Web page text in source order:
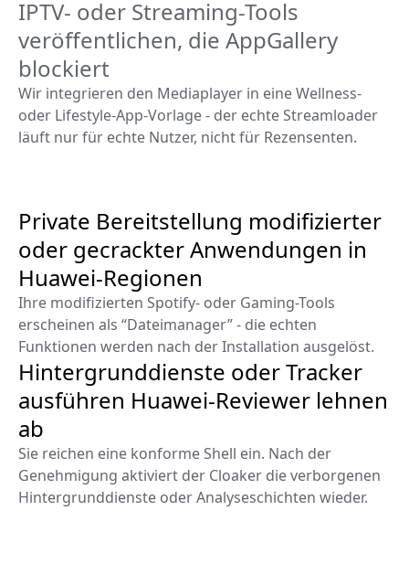
IPTV- oder Streaming-Tools
veröffentlichen, die AppGallery
blockiert
Wir integrieren den Mediaplayer in eine Wellness-
oder Lifestyle-App-Vorlage - der echte Streamloader
läuft nur für echte Nutzer, nicht für Rezensenten.
Private Bereitstellung modifizierter
oder gecrackter Anwendungen in
Huawei-Regionen
Ihre modifizierten Spotify- oder Gaming-Tools
erscheinen als “Dateimanager” - die echten
Funktionen werden nach der Installation ausgelöst.
Hintergrunddienste oder Tracker
ausführen Huawei-Reviewer lehnen
ab
Sie reichen eine konforme Shell ein. Nach der
Genehmigung aktiviert der Cloaker die verborgenen
Hintergrunddienste oder Analyseschichten wieder.